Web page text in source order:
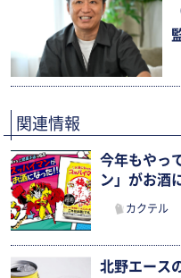
関連情報
今年もやっ
ン」がお酒
カクテル
北野エース